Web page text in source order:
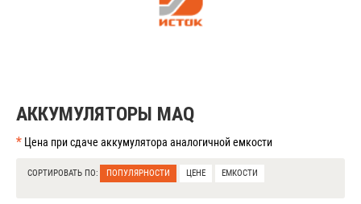
АККУМУЛЯТОРЫ MAQ
* Цена при сдаче аккумулятора аналогичной емкости
СОРТИРОВАТЬ ПО: ПОПУЛЯРНОСТИ ЦЕНЕ ЕМКОСТИ